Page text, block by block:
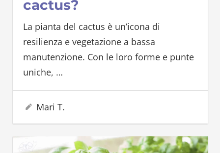
cactus?
La pianta del cactus è un’icona di
resilienza e vegetazione a bassa
manutenzione. Con le loro forme e punte
uniche, …
17 Agosto 2023
Mari T.